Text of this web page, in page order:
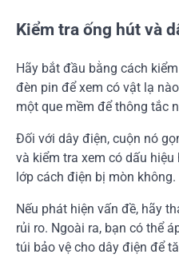
Kiểm tra ống hút và
Hãy bắt đầu bằng cách
đèn pin để xem có vật lạ
một que mềm để thông tắc
Đối với dây điện, cuộn nó
và kiểm tra xem có dấu
lớp cách điện bị mòn không.
Nếu phát hiện vấn đề, hãy
rủi ro. Ngoài ra, bạn có thể
túi bảo vệ cho dây điện để